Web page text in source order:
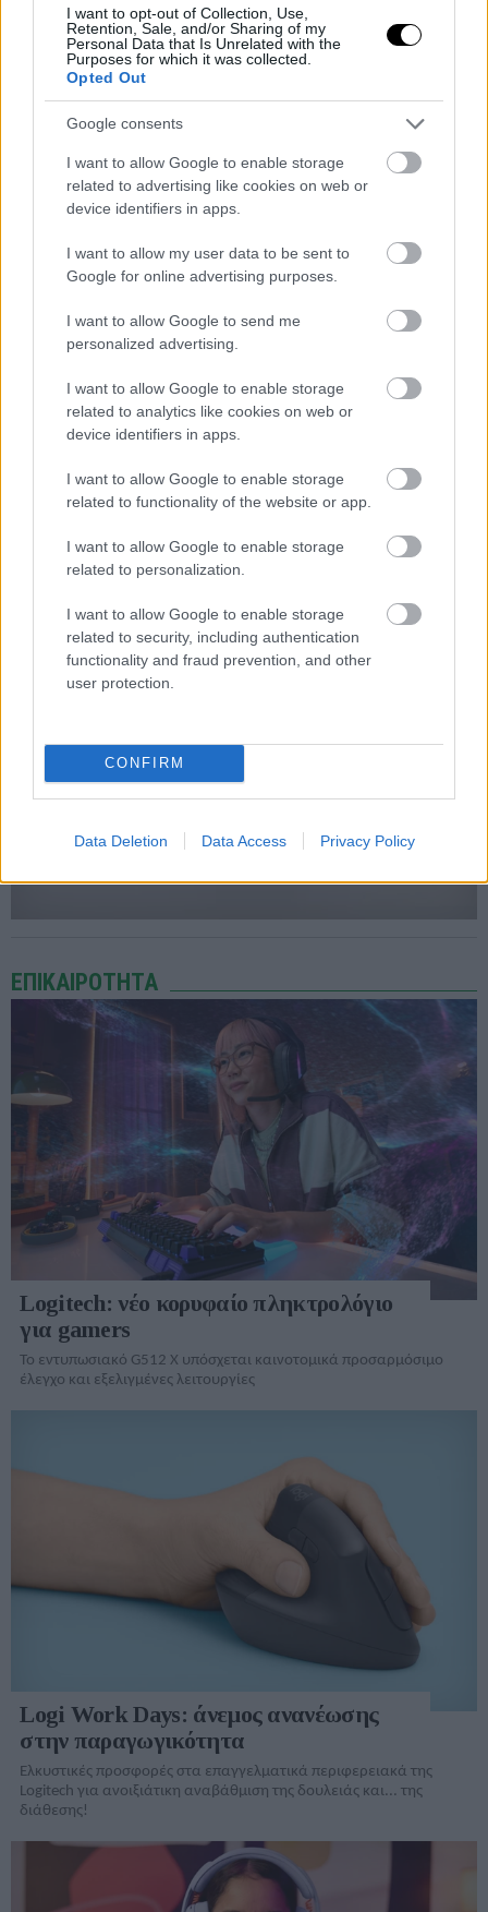
I want to opt-out of Collection, Use,
Retention, Sale, and/or Sharing of my
Personal Data that Is Unrelated with the
Purposes for which it was collected.
Opted Out
Google consents
I want to allow Google to enable storage
related to advertising like cookies on web or
device identifiers in apps.
I want to allow my user data to be sent to
Google for online advertising purposes.
I want to allow Google to send me
personalized advertising.
I want to allow Google to enable storage
related to analytics like cookies on web or
device identifiers in apps.
I want to allow Google to enable storage
related to functionality of the website or app.
I want to allow Google to enable storage
related to personalization.
I want to allow Google to enable storage
related to security, including authentication
functionality and fraud prevention, and other
user protection.
CONFIRM
Data Deletion Data Access Privacy Policy
ΣΗΜΕΡΑ
Η Microsoft υποστηρίζει σιωπηλά τα
Windows 10 μέχρι το 2027
Δικτυακά ασφαλές για έναν ακόμη χρόνο
Logitech: νέες κάμερες τηλεδιάσκεψης με ΑΙ
Οι Rolly AI Camera και Rolly AI Camera Pro αναπροσδιορίζουν τις
ΕΠΙΚΑΙΡΟΤΗΤΑ
Logitech: νέο κορυφαίο πληκτρολόγιο
για gamers
Το εντυπωσιακό G512 X υπόσχεται καινοτομικά προσαρμόσιμο
έλεγχο και εξελιγμένες λειτουργίες
Logi Work Days: άνεμος ανανέωσης
στην παραγωγικότητα
Ελκυστικές προσφορές στα επαγγελματικά περιφερειακά της
Logitech για ανοιξιάτικη αναβάθμιση της δουλειάς και... της
διάθεσης!